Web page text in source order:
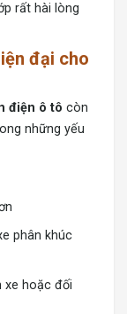
rất hài lòng
đại cho
điện ô tô còn
những yếu
phân khúc
xe hoặc đối